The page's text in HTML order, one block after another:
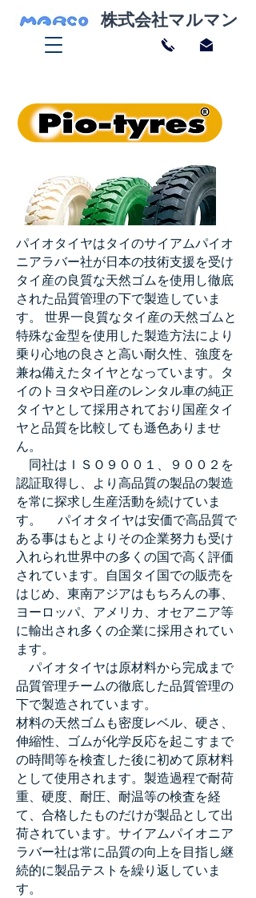
株式会社マルマン
パイオタイヤはタイのサイアムパイオ
ニアラバー社が日本の技術支援を受け
タイ産の良質な天然ゴムを使用し徹底
された品質管理の下で製造していま
す。 世界一良質なタイ産の天然ゴムと
特殊な金型を使用した製造方法により
乗り心地の良さと高い耐久性、強度を
兼ね備えたタイヤとなっています。タ
イのトヨタや日産のレンタル車の純正
タイヤとして採用されており国産タイ
ヤと品質を比較しても遜色ありませ
ん。
同社はＩＳＯ９００１、９００２を
認証取得し、より高品質の製品の製造
を常に探求し生産活動を続けていま
す。 パイオタイヤは安価で高品質で
ある事はもとよりその企業努力も受け
入れられ世界中の多くの国で高く評価
されています。自国タイ国での販売を
はじめ、東南アジアはもちろんの事、
ヨーロッパ、アメリカ、オセアニア等
に輸出され多くの企業に採用されてい
ます。
パイオタイヤは原材料から完成まで
品質管理チームの徹底した品質管理の
下で製造されています。
材料の天然ゴムも密度レベル、硬さ、
伸縮性、ゴムが化学反応を起こすまで
の時間等を検査した後に初めて原材料
として使用されます。製造過程で耐荷
重、硬度、耐圧、耐温等の検査を経
て、合格したものだけが製品として出
荷されています。サイアムパイオニア
ラバー社は常に品質の向上を目指し継
続的に製品テストを繰り返していま
す。